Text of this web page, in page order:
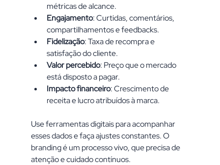
métricas de alcance.
Engajamento: Curtidas, comentários,
compartilhamentos e feedbacks.
Fidelização: Taxa de recompra e
satisfação do cliente.
Valor percebido: Preço que o mercado
está disposto a pagar.
Impacto financeiro: Crescimento de
receita e lucro atribuídos à marca.
Use ferramentas digitais para acompanhar
esses dados e faça ajustes constantes. O
branding é um processo vivo, que precisa de
atenção e cuidado contínuos.